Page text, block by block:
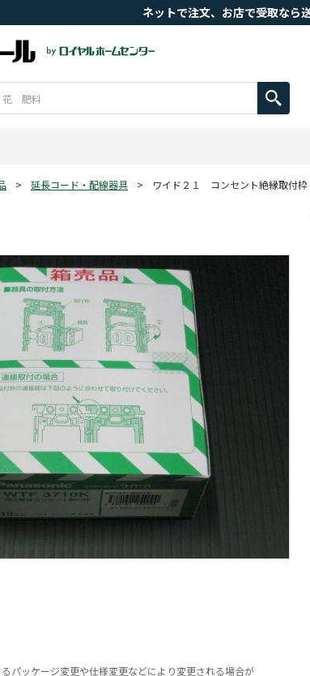
ネットで注文、お店で受取なら
> 延長コード・配線器具 > ワイド２１ コンセント絶縁取付
パッケージ変更や仕様変更などにより変更される場合が